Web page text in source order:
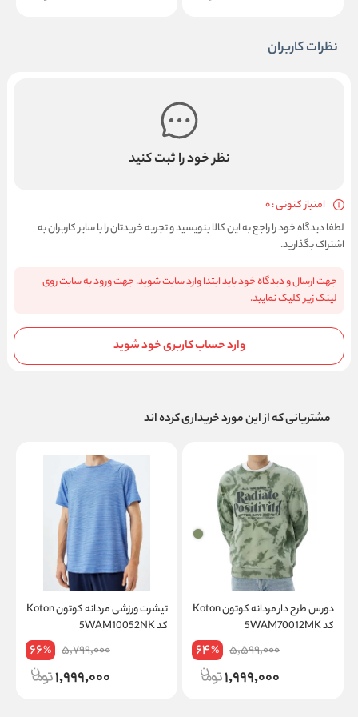
نظرات کاربران
نظر خود را ثبت کنید
امتیاز کنونی : 0
لطفا دیدگاه خود را راجع به این کالا بنویسید و تجربه خریدتان را با سایر کاربران به
اشتراک بگذارید.
جهت ارسال و دیدگاه خود باید ابتدا وارد سایت شوید. جهت ورود به سایت روی
لینک زیر کلیک نمایید.
وارد حساب کاربری خود شوید
مشتریانی که از این مورد خریداری کرده اند
دورس طرح دار مردانه کوتون Koton
کد 5WAM70012MK
5,599,000
64%
1,999,000
تیشرت ورزشی مردانه کوتون Koton
کد 5WAM10052NK
5,799,000
66%
1,999,000